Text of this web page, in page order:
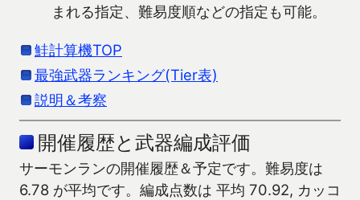
まれる指定、難易度順などの指定も可能。
鮭計算機TOP
最強武器ランキング(Tier表)
説明＆考察
開催履歴と武器編成評価
サーモンランの開催履歴＆予定です。難易度は
6.78 が平均です。編成点数は 平均 70.92, カッコ